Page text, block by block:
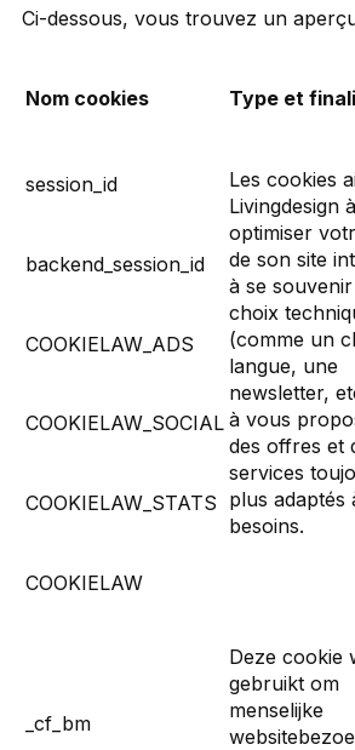
Ci-dessous, vous trouvez un
Nom cookies Type et
session_id
Les cookies
Livingdesign à
optimiser
de son site
à se
choix
(comme un
langue, une
newsletter,
à vous
des offres et
services
plus adaptés
besoins.
backend_session_id
COOKIELAW_ADS
COOKIELAW_SOCIAL
COOKIELAW_STATS
COOKIELAW
_cf_bm
Deze cookie
gebruikt om
menselijke